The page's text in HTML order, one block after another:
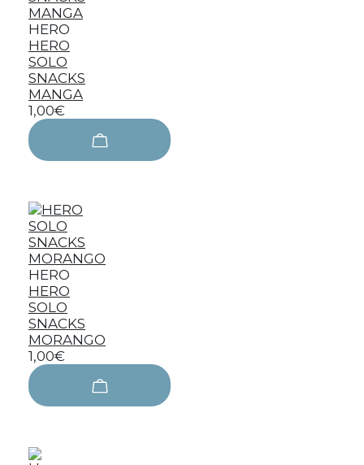
HERO
HERO
SOLO
SNACKS
MANGA
1,00€
HERO
HERO
SOLO
SNACKS
MORANGO
1,00€